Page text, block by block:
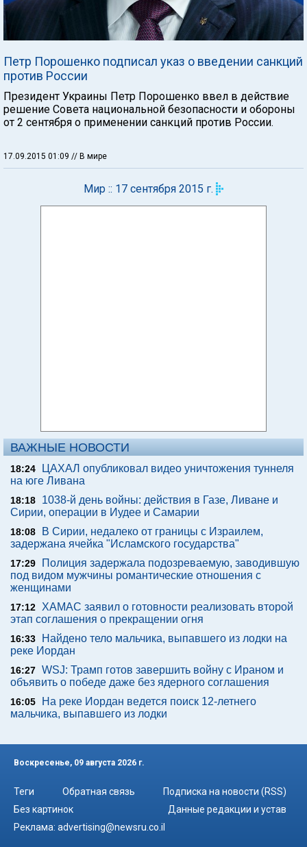
Петр Порошенко подписал указ о введении санкций
против России
Президент Украины Петр Порошенко ввел в действие
решение Совета национальной безопасности и обороны
от 2 сентября о применении санкций против России.
17.09.2015 01:09 // В мире
Мир :: 17 сентября 2015 г.
ВАЖНЫЕ НОВОСТИ
18:24
ЦАХАЛ опубликовал видео уничтожения туннеля
на юге Ливана
18:18
1038-й день войны: действия в Газе, Ливане и
Сирии, операции в Иудее и Самарии
18:08
В Сирии, недалеко от границы с Израилем,
задержана ячейка "Исламского государства"
17:29
Полиция задержала подозреваемую, заводившую
под видом мужчины романтические отношения с
женщинами
17:12
ХАМАС заявил о готовности реализовать второй
этап соглашения о прекращении огня
16:33
Найдено тело мальчика, выпавшего из лодки на
реке Иордан
16:27 WSJ: Трамп готов завершить войну с Ираном и
объявить о победе даже без ядерного соглашения
16:05
На реке Иордан ведется поиск 12-летнего
мальчика, выпавшего из лодки
Воскресенье, 09 августа 2026 г.
Теги Обратная связь
Подписка на новости (RSS)
Без картинок
Данные редакции и устав
Реклама: advertising@newsru.co.il